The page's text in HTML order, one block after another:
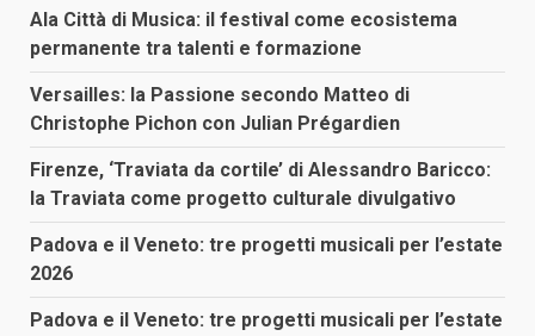
Ala Città di Musica: il festival come ecosistema
permanente tra talenti e formazione
Versailles: la Passione secondo Matteo di
Christophe Pichon con Julian Prégardien
Firenze, ‘Traviata da cortile’ di Alessandro Baricco:
la Traviata come progetto culturale divulgativo
Padova e il Veneto: tre progetti musicali per l’estate
2026
Padova e il Veneto: tre progetti musicali per l’estate